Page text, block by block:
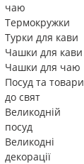
чаю
Термокружки
Турки для кави
Чашки для кави
Чашки для чаю
Посуд та товари
до свят
Великодній
посуд
Великодні
декорації